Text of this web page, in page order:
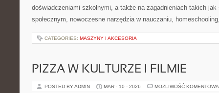
doświadczeniami szkolnymi, a także na zagadnieniach takich
społecznym, nowoczesne narzędzia w nauczaniu,
CATEGORIES: MASZYNY I AKCESORIA
PIZZA W KULTURZE I FILMIE
POSTED BY ADMIN MAR - 10 - 2026 MOŻLIWOŚĆ